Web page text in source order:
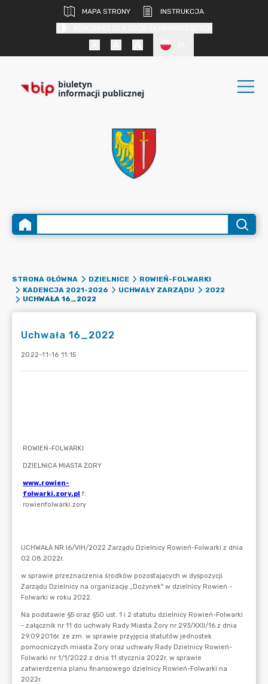
MAPA STRONY
INSTRUKCJA
biuletyn
informacji publicznej
STRONA GŁÓWNA DZIELNICE
ROWIEŃ-FOLWARKI
KADENCJA 2021-2026
UCHWAŁY ZARZĄDU
2022
UCHWAŁA 16_2022
Uchwała 16_2022
2022-11-16 11:15